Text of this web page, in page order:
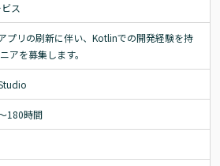
ス
プリの刷新に伴い、Kotlinでの開発経験を持
アを募集します。
180時間